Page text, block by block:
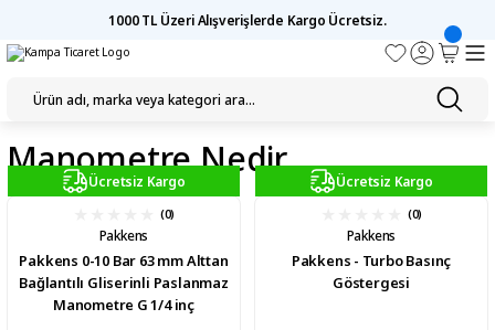
1000 TL Üzeri Alışverişlerde Kargo Ücretsiz.
Manometre Nedir
Ücretsiz Kargo
(0)
Pakkens
Pakkens 0-10 Bar 63 mm Alttan
Bağlantılı Gliserinli Paslanmaz
Manometre G 1/4 inç
Ücretsiz Kargo
(0)
Pakkens
Pakkens - Turbo Basınç
Göstergesi